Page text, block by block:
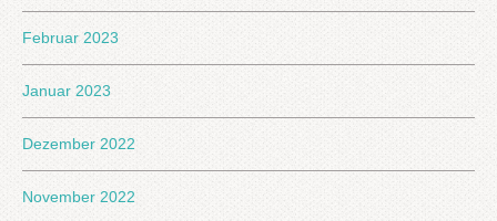
Februar 2023
Januar 2023
Dezember 2022
November 2022